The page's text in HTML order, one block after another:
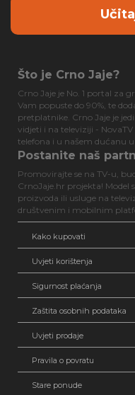
Što je Crno Jaje?
Crno Jaje je No. 1 portal za
Vam popuste do 90%, te
pretplatnike. Crno Jaje je
vidjeti i na televiziji -
telefona i u našem dućanu
Postanite naš
Promovirajte se na TV-u,
CrnoJaje.hr projekta! Model
proizvoda ili usluge na
društvenim i mobilnim
Kako kupovati
Uvjeti korištenja
Sigurnost plaćanja
Zaštita osobnih podataka
Uvjeti prodaje
Pravila o povratu
Stare ponude